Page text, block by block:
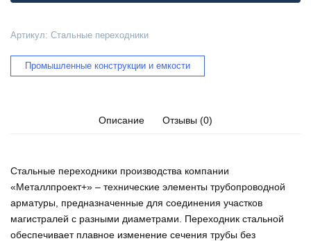
Артикул: Стальные переходники
Промышленные конструкции и емкости
Описание Отзывы (0)
Стальные переходники производства компании
«Металлпроект+» – технические элементы трубопроводной
арматуры, предназначенные для соединения участков
магистралей с разными диаметрами. Переходник стальной
обеспечивает плавное изменение сечения трубы без